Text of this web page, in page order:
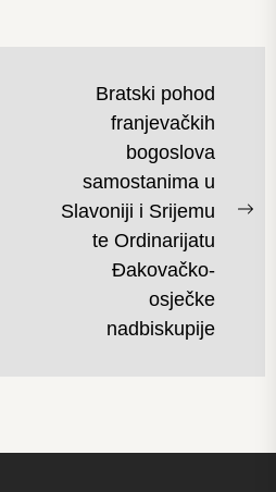
Bratski pohod
franjevačkih
bogoslova
samostanima u
Slavoniji i Srijemu
te Ordinarijatu
Đakovačko-
osječke
nadbiskupije